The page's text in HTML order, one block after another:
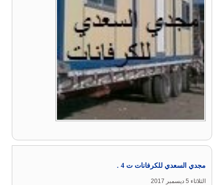
مجدي السعدي للكرفانات ت 4 .
الثلاثاء 5 ديسمبر 2017